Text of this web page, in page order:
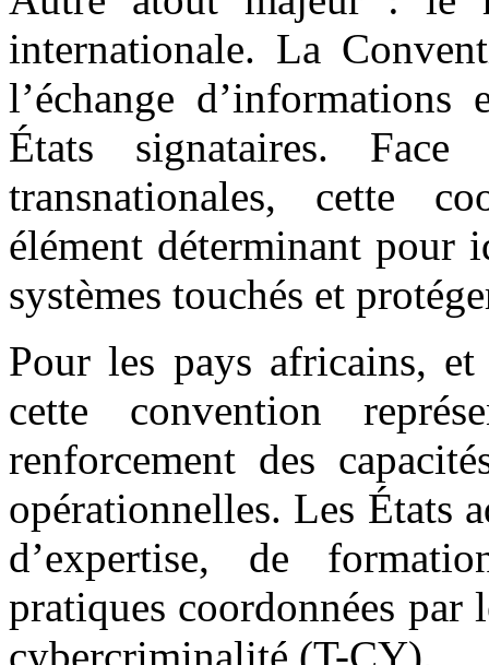
internationale. La
l’échange d’informations
États signataires.
transnationales, cette
élément déterminant pour
systèmes touchés et
Pour les pays africains,
cette convention
renforcement des
opérationnelles. Les États
d’expertise, de
pratiques coordonnées
cybercriminalité (T-CY).